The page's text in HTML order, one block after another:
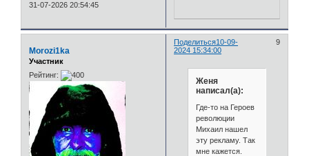
31-07-2026 20:54:45
Поделиться 9
10-09-
2024 15:34:00
Morozi1ka
Участник
Рейтинг:
Женя
написал(а):
Где-то на Героев
революции
Михаил нашел
эту рекламу. Так
мне кажется.